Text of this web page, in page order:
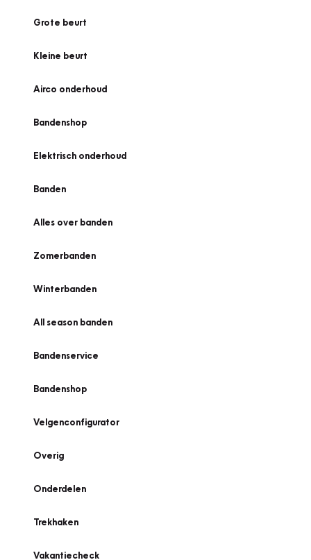
Grote beurt
Kleine beurt
Airco onderhoud
Bandenshop
Elektrisch onderhoud
Banden
Alles over banden
Zomerbanden
Winterbanden
All season banden
Bandenservice
Bandenshop
Velgenconfigurator
Overig
Onderdelen
Trekhaken
Vakantiecheck